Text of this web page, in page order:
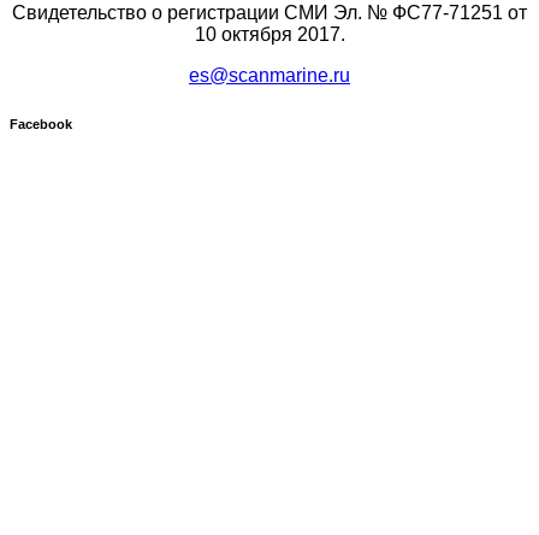
Свидетельство о регистрации СМИ Эл. № ФС77-71251 от
10 октября 2017.
es@scanmarine.ru
Facebook